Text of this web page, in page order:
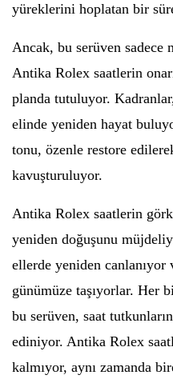
yüreklerini hoplatan bir
Ancak, bu serüven sadece
Antika Rolex saatlerin
planda tutuluyor.
elinde yeniden hayat
tonu, özenle restore
kavuşturuluyor.
Antika Rolex saatlerin
yeniden doğuşunu
ellerde yeniden canlanıyor
günümüze taşıyorlar. Her
bu serüven, saat
ediniyor. Antika Rolex
kalmıyor, aynı zamanda